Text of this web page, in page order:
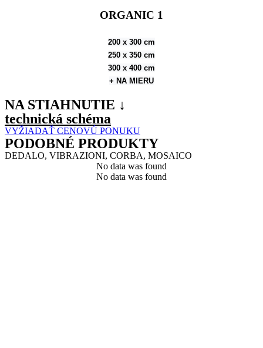
ORGANIC 1
200 x 300 cm
250 x 350 cm
300 x 400 cm
+ NA MIERU
NA STIAHNUTIE ↓
technická schéma
VYŽIADAŤ CENOVÚ PONUKU
PODOBNÉ PRODUKTY
DEDALO, VIBRAZIONI, CORBA, MOSAICO
No data was found
No data was found